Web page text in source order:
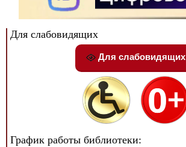
Для слабовидящих
Для слабовидящих
График работы библиотеки: